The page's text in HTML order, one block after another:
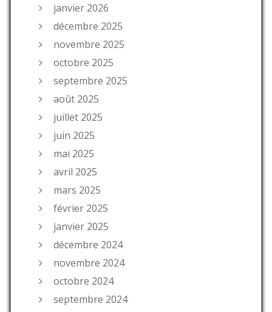
janvier 2026
décembre 2025
novembre 2025
octobre 2025
septembre 2025
août 2025
juillet 2025
juin 2025
mai 2025
avril 2025
mars 2025
février 2025
janvier 2025
décembre 2024
novembre 2024
octobre 2024
septembre 2024